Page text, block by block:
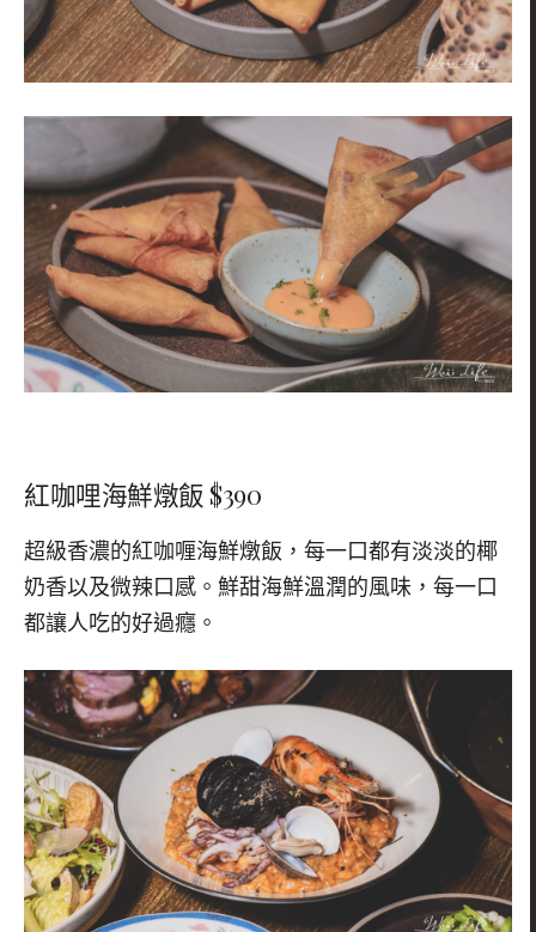
紅咖哩海鮮燉飯 $390
超級香濃的紅咖喱海鮮燉飯，每一口都有淡淡的椰
奶香以及微辣口感。鮮甜海鮮溫潤的風味 ，每一口
都讓人吃的好過癮。